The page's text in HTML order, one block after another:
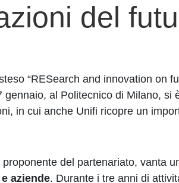
del
“RESearch and innovation on
al Politecnico di Milano, si
in cui anche Unifi ricopre un
del partenariato, vanta
aziende. Durante i tre anni di